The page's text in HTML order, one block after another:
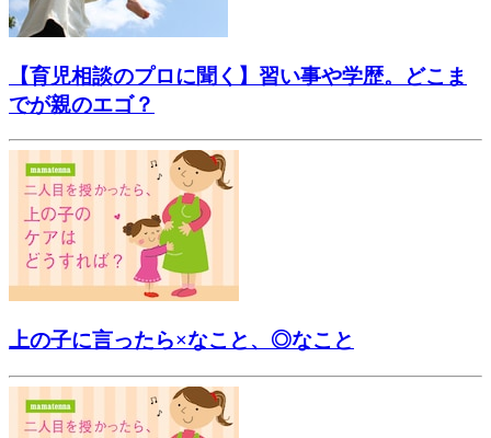
【育児相談のプロに聞く】習い事や学歴。どこま
でが親のエゴ？
上の子に言ったら×なこと、◎なこと